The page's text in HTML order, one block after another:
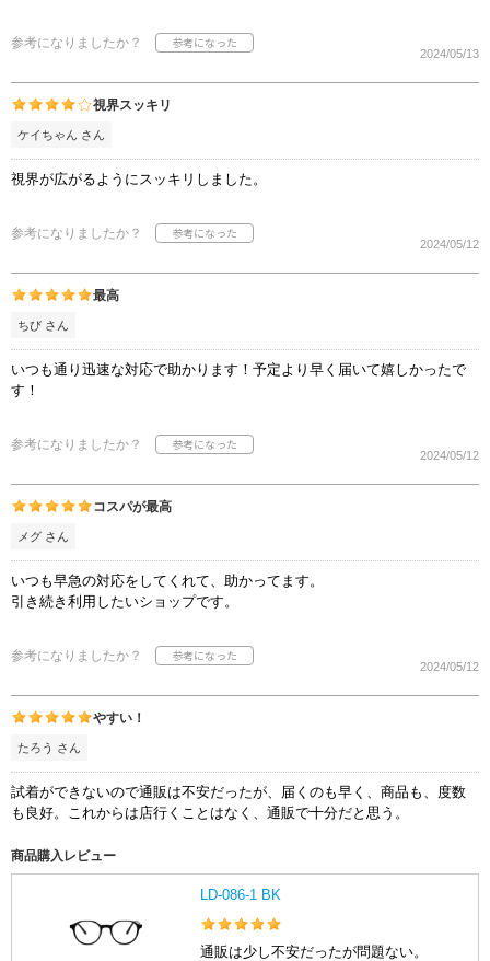
参考になりましたか？
2024/05/13
視界スッキリ
ケイちゃん さん
視界が広がるようにスッキリしました。
参考になりましたか？
2024/05/12
最高
ちび さん
いつも通り迅速な対応で助かります！予定より早く届いて嬉しかったで
す！
参考になりましたか？
2024/05/12
コスパが最高
メグ さん
いつも早急の対応をしてくれて、助かってます。
引き続き利用したいショップです。
参考になりましたか？
2024/05/12
やすい！
たろう さん
試着ができないので通販は不安だったが、届くのも早く、商品も、度数
も良好。これからは店行くことはなく、通販で十分だと思う。
商品購入レビュー
LD-086-1 BK
通販は少し不安だったが問題ない。